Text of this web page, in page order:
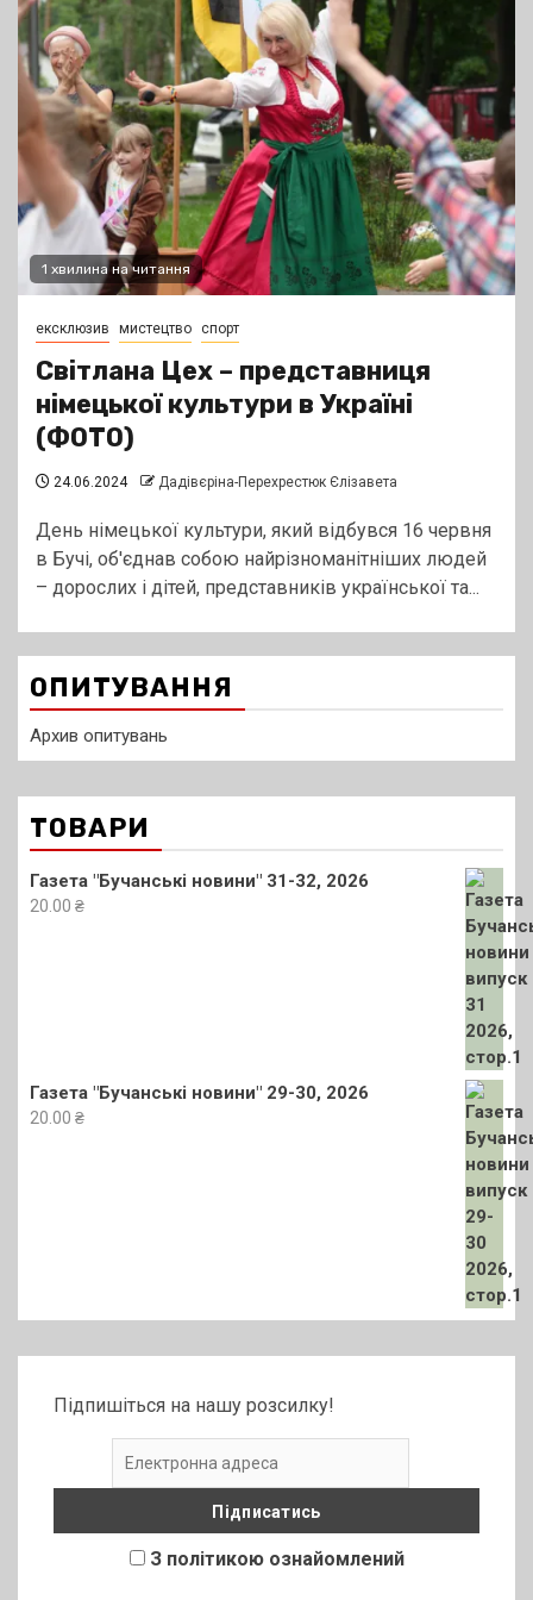
1 хвилина на читання
ексклюзив мистецтво спорт
Світлана Цех – представниця
німецької культури в Україні
(ФОТО)
24.06.2024 Дадівєріна-Перехрестюк Єлізавета
День німецької культури, який відбувся 16 червня
в Бучі, об'єднав собою найрізноманітніших людей
– дорослих і дітей, представників української та...
ОПИТУВАННЯ
Архив опитувань
ТОВАРИ
Газета "Бучанські новини" 31-32, 2026
20.00 ₴
Газета "Бучанські новини" 29-30, 2026
20.00 ₴
Підпишіться на нашу розсилку!
З політикою ознайомлений